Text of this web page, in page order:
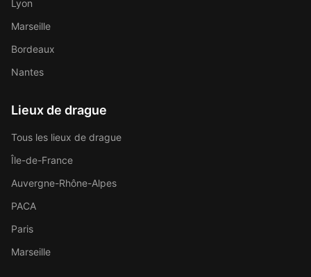
Lyon
Marseille
Bordeaux
Nantes
Lieux de drague
Tous les lieux de drague
Île-de-France
Auvergne-Rhône-Alpes
PACA
Paris
Marseille